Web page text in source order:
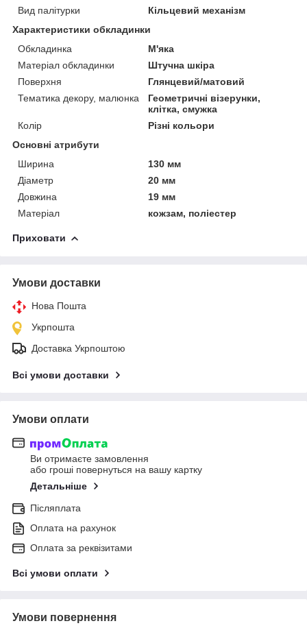
Вид палітурки
Кільцевий механізм
Характеристики обкладинки
Обкладинка
М'яка
Матеріал обкладинки
Штучна шкіра
Поверхня
Глянцевий/матовий
Тематика декору, малюнка
Геометричні візерунки,
клітка, смужка
Колір
Різні кольори
Основні атрибути
Ширина
130 мм
Діаметр
20 мм
Довжина
19 мм
Матеріал
кожзам, поліестер
Приховати
Умови доставки
Нова Пошта
Укрпошта
Доставка Укрпоштою
Всі умови доставки
Умови оплати
Ви отримаєте замовлення
або гроші повернуться на вашу картку
Детальніше
Післяплата
Оплата на рахунок
Оплата за реквізитами
Всі умови оплати
Умови повернення